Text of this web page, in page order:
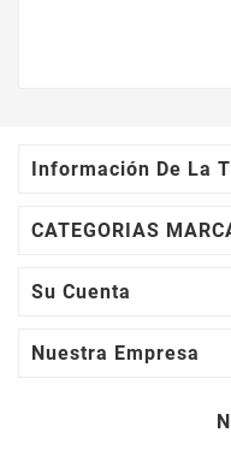
Información De La
CATEGORIAS
Su Cuenta
Nuestra Empresa